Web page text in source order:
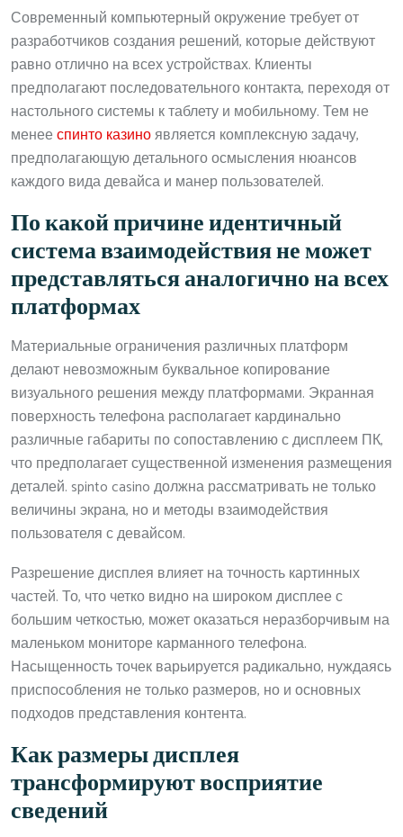
Современный компьютерный окружение требует от
разработчиков создания решений, которые действуют
равно отлично на всех устройствах. Клиенты
предполагают последовательного контакта, переходя от
настольного системы к таблету и мобильному. Тем не
менееспинто казиноявляется комплексную задачу,
предполагающую детального осмысления нюансов
каждого вида девайса и манер пользователей.
По какой причине идентичный
система взаимодействия не может
представляться аналогично на всех
платформах
Материальные ограничения различных платформ
делают невозможным буквальное копирование
визуального решения между платформами. Экранная
поверхность телефона располагает кардинально
различные габариты по сопоставлению с дисплеем ПК,
что предполагает существенной изменения размещения
деталей. spinto casino должна рассматривать не только
величины экрана, но и методы взаимодействия
пользователя с девайсом.
Разрешение дисплея влияет на точность картинных
частей. То, что четко видно на широком дисплее с
большим четкостью, может оказаться неразборчивым на
маленьком мониторе карманного телефона.
Насыщенность точек варьируется радикально, нуждаясь
приспособления не только размеров, но и основных
подходов представления контента.
Как размеры дисплея
трансформируют восприятие
сведений